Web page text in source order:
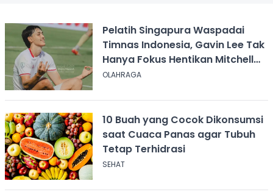
Pelatih Singapura Waspadai
Timnas Indonesia, Gavin Lee Tak
Hanya Fokus Hentikan Mitchell
Baker
OLAHRAGA
10 Buah yang Cocok Dikonsumsi
saat Cuaca Panas agar Tubuh
Tetap Terhidrasi
SEHAT